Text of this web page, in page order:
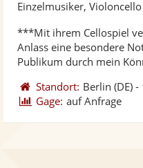
Einzelmusiker, Violoncello
***Mit ihrem Cellospiel
Anlass eine besondere
Publikum durch mein
Standort: Berlin (DE) -
Gage: auf Anfrage